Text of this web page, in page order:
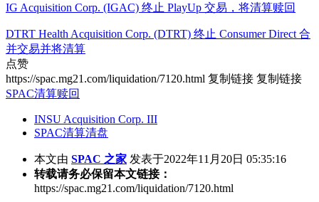
IG Acquisition Corp. (IGAC) 终止 PlayUp 交易，将清算赎回
DTRT Health Acquisition Corp. (DTRT) 终止 Consumer Direct 合
并交易并将清算
点赞
https://spac.mg21.com/liquidation/7120.html 复制链接 复制链接
SPAC清算赎回
INSU Acquisition Corp. III
SPAC清算清盘
本文由 SPAC 之家 发表于2022年11月20日 05:35:16
转载请务必保留本文链接：
https://spac.mg21.com/liquidation/7120.html